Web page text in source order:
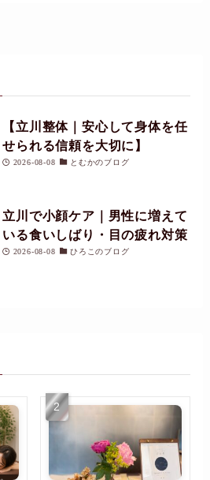
【立川整体｜安心して身体を任
せられる信頼を大切に】
2026-08-08 とむかのブログ
立川で小顔ケア｜男性に増えて
いる食いしばり・目の疲れ対策
2026-08-08 ひろこのブログ